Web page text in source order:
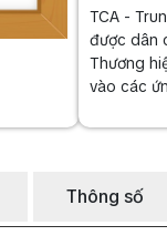
TCA -
được dân
Thương
vào các
Thông số